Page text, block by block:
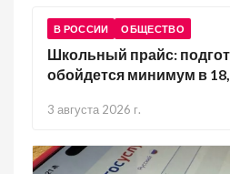
В РОССИИ ОБЩЕСТВО
Школьный прайс:
обойдется минимум в
3 августа 2026 г.